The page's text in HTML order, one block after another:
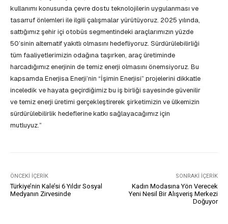
kullanımı konusunda çevre dostu teknolojilerin uygulanması ve
tasarruf önlemleri ile ilgili çalışmalar yürütüyoruz. 2025 yılında,
sattığımız şehir içi otobüs segmentindeki araçlarımızın yüzde
50’sinin alternatif yakıtlı olmasını hedefliyoruz. Sürdürülebilirliği
tüm faaliyetlerimizin odağına taşırken, araç üretiminde
harcadığımız enerjinin de temiz enerji olmasını önemsiyoruz. Bu
kapsamda Enerjisa Enerji’nin “İşimin Enerjisi” projelerini dikkatle
inceledik ve hayata geçirdiğimiz bu iş birliği sayesinde güvenilir
ve temiz enerji üretimi gerçekleştirerek şirketimizin ve ülkemizin
sürdürülebilirlik hedeflerine katkı sağlayacağımız için
mutluyuz.”
ÖNCEKI İÇERIK
Türkiye’nin Kale’si 6 Yıldır Sosyal
Medyanın Zirvesinde
SONRAKI İÇERIK
Kadın Modasına Yön Verecek
Yeni Nesil Bir Alışveriş Merkezi
Doğuyor